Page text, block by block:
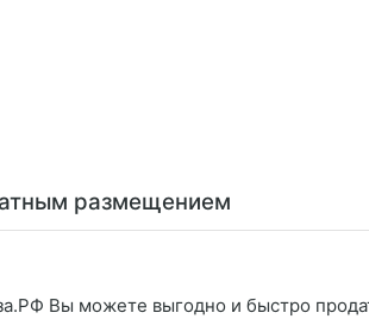
размещением
Вы можете выгодно и быстро